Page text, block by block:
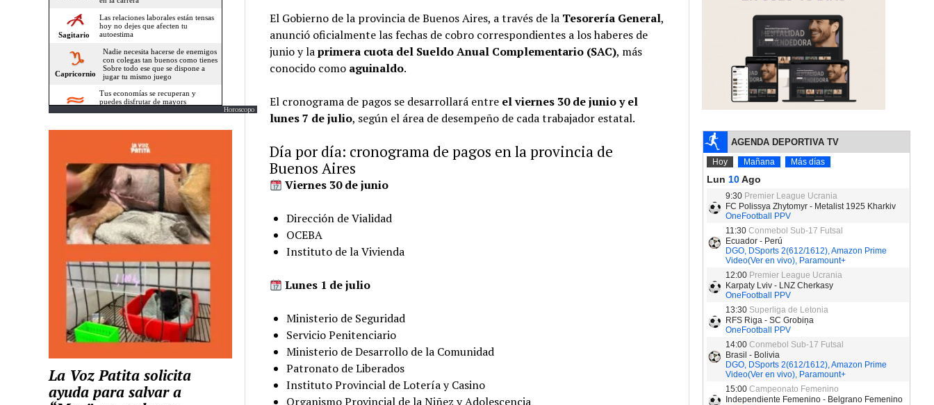
Horoscopo
La Voz Patita solicita
ayuda para salvar a
El Gobierno de la provincia de Buenos Aires, a través de la Tesorería General,
anunció oficialmente las fechas de cobro correspondientes a los haberes de
junio y laprimera cuota del Sueldo Anual Complementario (SAC), más
conocido como aguinaldo.
El cronograma de pagos se desarrollará entre el viernes 30 de junio y el
lunes 7 de julio, según el área de desempeño de cada trabajador estatal.
Día por día: cronograma de pagos en la provincia de
Buenos Aires
Viernes 30 de junio
Dirección de Vialidad
OCEBA
Instituto de la Vivienda
Lunes 1 de julio
Ministerio de Seguridad
Servicio Penitenciario
Ministerio de Desarrollo de la Comunidad
Patronato de Liberados
Instituto Provincial de Lotería y Casino
Organismo Provincial de la Niñez y Adolescencia